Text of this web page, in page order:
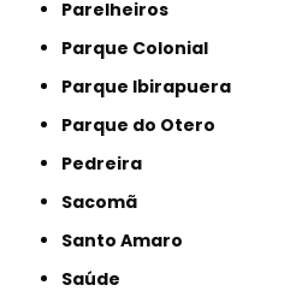
Parelheiros
Parque Colonial
Parque Ibirapuera
Parque do Otero
Pedreira
Sacomã
Santo Amaro
Saúde